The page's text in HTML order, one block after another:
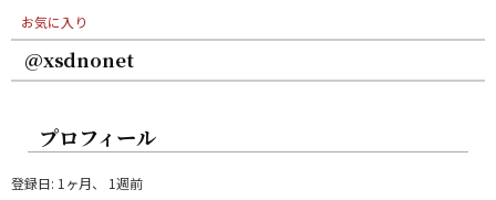
お気に入り
@xsdnonet
プロフィール
登録日: 1ヶ月、 1週前